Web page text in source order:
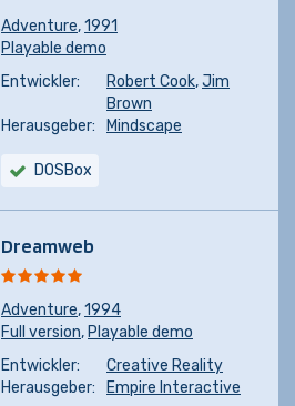
Adventure,1991
Playable demo
Entwickler:
Robert Cook,Jim
Brown
Herausgeber:
Mindscape
DOSBox
Dreamweb
Adventure,1994
Full version, Playable demo
Entwickler:
Creative Reality
Herausgeber:
Empire Interactive